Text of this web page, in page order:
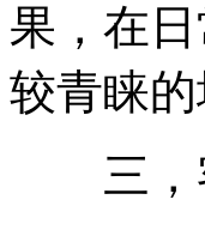
果，在
较青睐的
三，客